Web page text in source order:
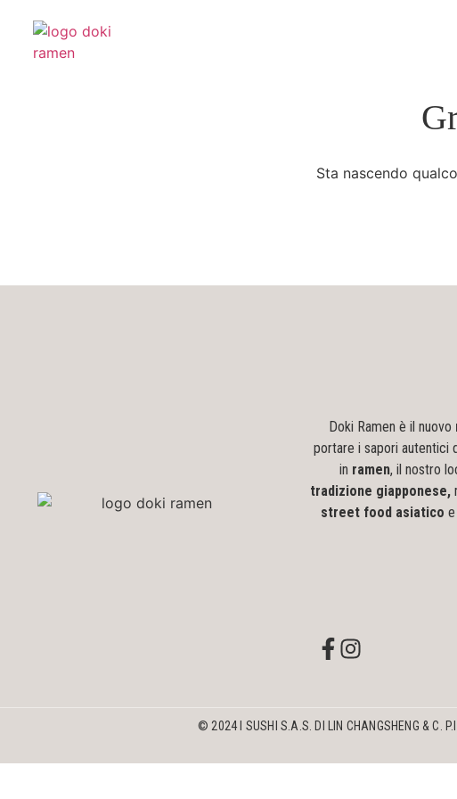
Sta nascendo
Doki Ramen è il nuovo
portare i sapori autentici
in ramen, il nostro
tradizione giapponese,
street food asiatico e
© 2024 I SUSHI S.A.S. DI LIN CHANGSHENG &